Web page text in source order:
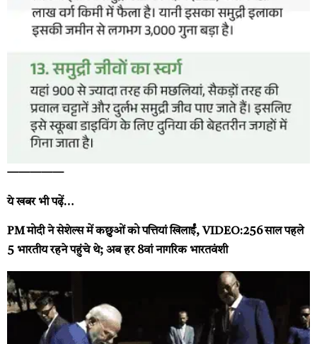
—————
ये खबर भी पढ़ें…
PM मोदी ने सेशेल्स में कछुओं को पत्तियां खिलाईं, VIDEO:256 साल पहले
5 भारतीय रहने पहुंचे थे; अब हर 8वां नागरिक भारतवंशी